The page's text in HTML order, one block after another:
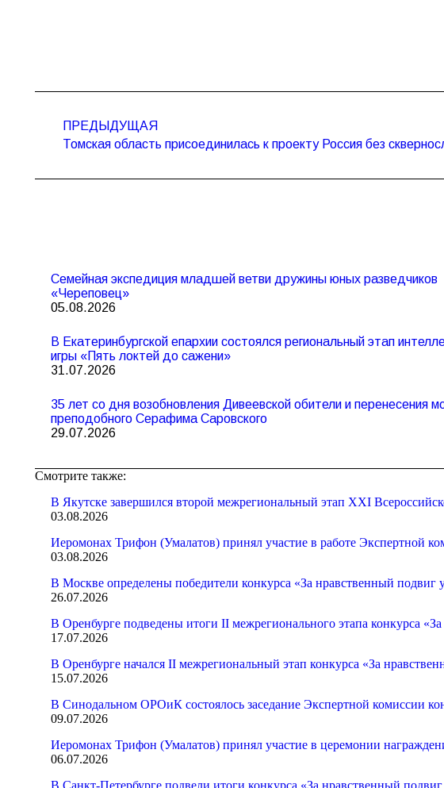
записям
ПРЕДЫДУЩАЯ
Предыдущая
Томская область присоединилась к проекту Россия без
Семейная экспедиция младшей ветви дружины юных разведчиков
«Череповец»
05.08.2026
В Екатеринбургской епархии состоялся региональный этап
игры «Пять локтей до сажени»
31.07.2026
35 лет со дня возобновления Дивеевской обители и перенесения
преподобного Серафима Саровского
29.07.2026
Смотрите также:
В Якутске завершился второй межрегиональный этап XXI
03.08.2026
Иеромонах Трифон (Умалатов) принял участие в работе Экспертной
03.08.2026
В Москве определены победители конкурса «За нравственный подвиг
26.07.2026
В Оренбурге подведены итоги II межрегионального этапа конкурса
17.07.2026
В Оренбурге начался II межрегиональный этап конкурса «За
15.07.2026
В Синодальном ОРОиК состоялось заседание Экспертной комиссии
09.07.2026
Иеромонах Трифон (Умалатов) принял участие в церемонии
06.07.2026
В Санкт-Петербурге подвели итоги конкурса «За нравственный подвиг